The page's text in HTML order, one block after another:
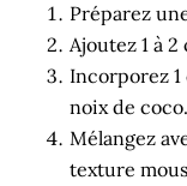
Préparez
Ajoutez 1 à
Incorporez 1
noix de coco.
Mélangez
texture